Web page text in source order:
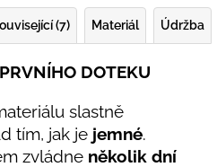
(7) Materiál Údržba
DOTEKU
slastně
tím, jak je jemné.
zvládne několik dní